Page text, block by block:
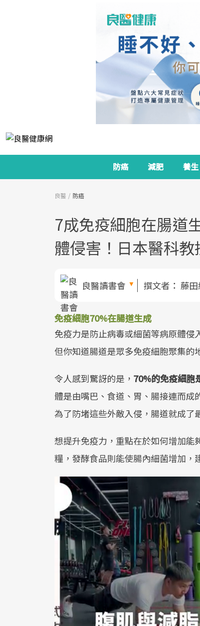
防癌 減肥 養生
良醫 防癌
7成免疫細胞在腸道
體侵害！日本醫科
良醫讀書會 撰文者： 藤
免疫細胞70%在腸道生成
免疫力是防止病毒或細菌等病原體侵
但你知道腸道是眾多免疫細胞聚集的
令人感到驚訝的是， 70%的免疫細胞
體是由嘴巴、食道、胃、腸接連而成
為了防堵這些外敵入侵，腸道就成了
想提升免疫力，重點在於如何增加能
糧，發酵食品則能使腸內細菌增加，